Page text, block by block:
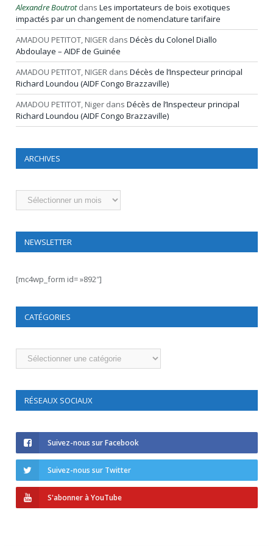
Alexandre Boutrotdans Les importateurs de bois exotiques
impactés par un changement de nomenclature tarifaire
AMADOU PETITOT, NIGER dans Décès du Colonel Diallo
Abdoulaye – AIDF de Guinée
AMADOU PETITOT, NIGER dans Décès de l’Inspecteur principal
Richard Loundou (AIDF Congo Brazzaville)
AMADOU PETITOT, Niger dans Décès de l’Inspecteur principal
Richard Loundou (AIDF Congo Brazzaville)
ARCHIVES
Archives
NEWSLETTER
[mc4wp_form id= »892″]
CATÉGORIES
Catégories
RÉSEAUX SOCIAUX
Suivez-nous sur Facebook
Suivez-nous sur Twitter
S'abonner à YouTube